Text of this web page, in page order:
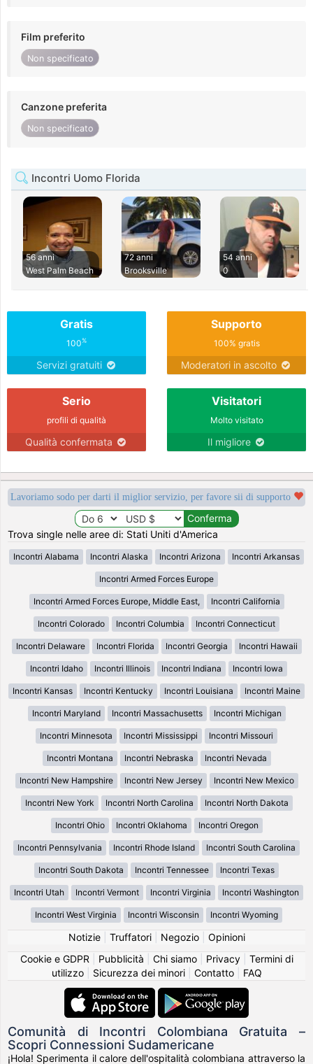
Film preferito
Non specificato
Canzone preferita
Non specificato
Incontri Uomo Florida
56 anni
West Palm Beach
72 anni
Brooksville
54 anni
0
Gratis
100%
Servizi gratuiti
Supporto
100% gratis
Moderatori in ascolto
Serio
profili di qualità
Qualità confermata
Visitatori
Molto visitato
Il migliore
Lavoriamo sodo per darti il miglior servizio, per favore sii di supporto
Trova single nelle aree di: Stati Uniti d'America
Incontri Alabama Incontri Alaska Incontri Arizona Incontri Arkansas
Incontri Armed Forces Europe
Incontri Armed Forces Europe, Middle East, Incontri California
Incontri Colorado Incontri Columbia Incontri Connecticut
Incontri Delaware Incontri Florida Incontri Georgia Incontri Hawaii
Incontri Idaho Incontri Illinois Incontri Indiana Incontri Iowa
Incontri Kansas Incontri Kentucky Incontri Louisiana Incontri Maine
Incontri Maryland Incontri Massachusetts Incontri Michigan
Incontri Minnesota Incontri Mississippi Incontri Missouri
Incontri Montana Incontri Nebraska Incontri Nevada
Incontri New Hampshire Incontri New Jersey Incontri New Mexico
Incontri New York Incontri North Carolina Incontri North Dakota
Incontri Ohio Incontri Oklahoma Incontri Oregon
Incontri Pennsylvania Incontri Rhode Island Incontri South Carolina
Incontri South Dakota Incontri Tennessee Incontri Texas
Incontri Utah Incontri Vermont Incontri Virginia Incontri Washington
Incontri West Virginia Incontri Wisconsin Incontri Wyoming
Notizie| Truffatori| Negozio| Opinioni
Cookie e GDPR
Pubblicità Chi siamo| Privacy| Termini di
utilizzo| Sicurezza dei minori| Contatto| FAQ
Comunità di Incontri Colombiana Gratuita –
Scopri Connessioni Sudamericane
¡Hola! Sperimenta il calore dell'ospitalità colombiana attraverso la